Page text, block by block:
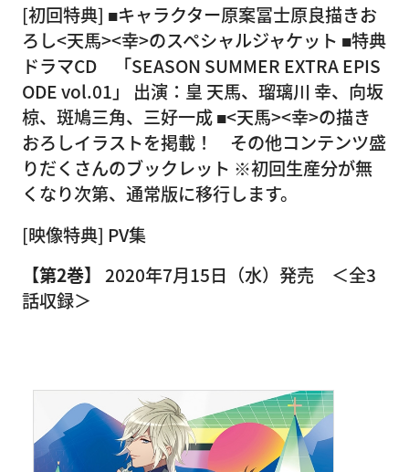
[初回特典] ■キャラクター原案冨士原良描きお
ろし<天馬><幸>のスペシャルジャケット ■特典
ドラマCD 「SEASON SUMMER EXTRA EPIS
ODE vol.01」 出演：皇 天馬、瑠璃川 幸、向坂
椋、斑鳩三角、三好一成 ■<天馬><幸>の描き
おろしイラストを掲載！ その他コンテンツ盛
りだくさんのブックレット ※初回生産分が無
くなり次第、通常版に移行します。
[映像特典] PV集
【第2巻】 2020年7月15日（水）発売 ＜全3
話収録＞